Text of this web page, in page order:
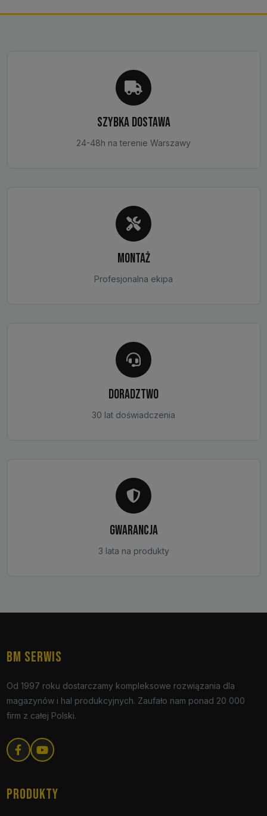
SZYBKA DOSTAWA
24-48h na terenie Warszawy
MONTAŻ
Profesjonalna ekipa
DORADZTWO
30 lat doświadczenia
GWARANCJA
3 lata na produkty
BM SERWIS
Od 1997 roku dostarczamy kompleksowe rozwiązania dla
magazynów i hal produkcyjnych. Zaufało nam ponad 20 000
firm z całej Polski.
PRODUKTY